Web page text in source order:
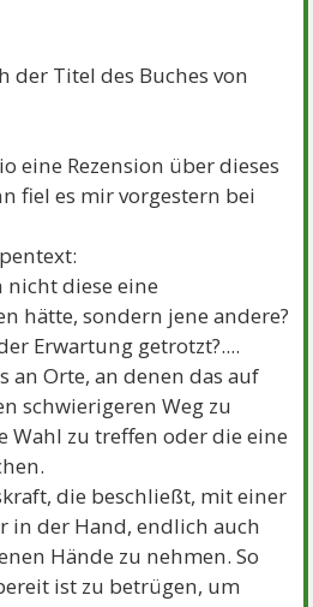
der Titel des Buches von
eine Rezension über dieses
fiel es mir vorgestern bei
nicht diese eine
hätte, sondern jene andere?
Erwartung getrotzt?....
an Orte, an denen das auf
schwierigeren Weg zu
Wahl zu treffen oder die eine
die beschließt, mit einer
in der Hand, endlich auch
Hände zu nehmen. So
ist zu betrügen, um